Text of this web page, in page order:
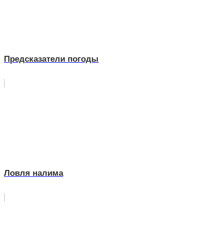
Предсказатели погоды
Ловля налима